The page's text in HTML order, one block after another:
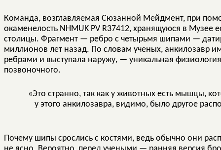
Команда, возглавляемая Сюзанной Мейдмент, при
окаменелость NHMUK PV R37412, хранящуюся в Музее
столицы. Фрагмент — ребро с четырьмя шипами —
миллионов лет назад. По словам ученых, анкилозавр
ребрами и выступала наружу, — уникальная
позвоночного.
«Это странно, так как у животных есть мышцы,
у этого анкилозавра, видимо, было другое
Почему шипы срослись с костями, ведь обычно они